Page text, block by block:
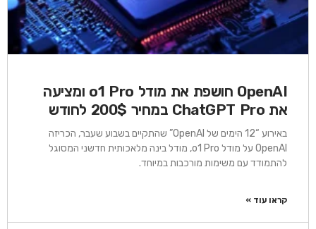
OpenAI חושפת את מודל o1 Pro ומציעה
את ChatGPT Pro במחיר 200$ לחודש
באירוע “12 הימים של OpenAI” שהתקיים בשבוע שעבר, הכריזה
OpenAI על מודל o1 Pro, מודל בינה מלאכותית חדשני המסוגל
להתמודד עם משימות מורכבות במיוחד.
קראו עוד »